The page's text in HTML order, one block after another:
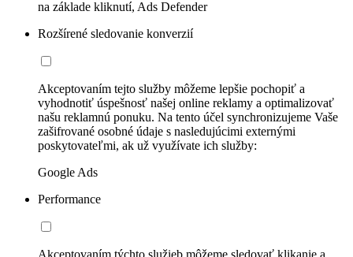
na základe kliknutí, Ads Defender
Rozšírené sledovanie konverzií
Akceptovaním tejto služby môžeme lepšie pochopiť a
vyhodnotiť úspešnosť našej online reklamy a optimalizovať
našu reklamnú ponuku. Na tento účel synchronizujeme Vaše
zašifrované osobné údaje s nasledujúcimi externými
poskytovateľmi, ak už využívate ich služby:
Google Ads
Performance